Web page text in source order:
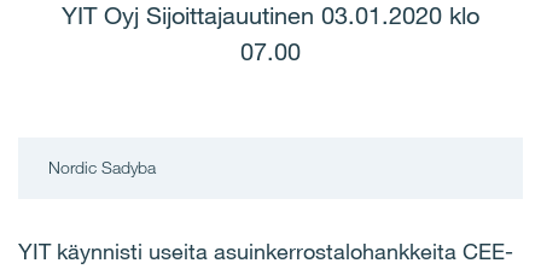
YIT Oyj Sijoittajauutinen 03.01.2020 klo
07.00
Nordic Sadyba
YIT käynnisti useita asuinkerrostalohankkeita CEE-